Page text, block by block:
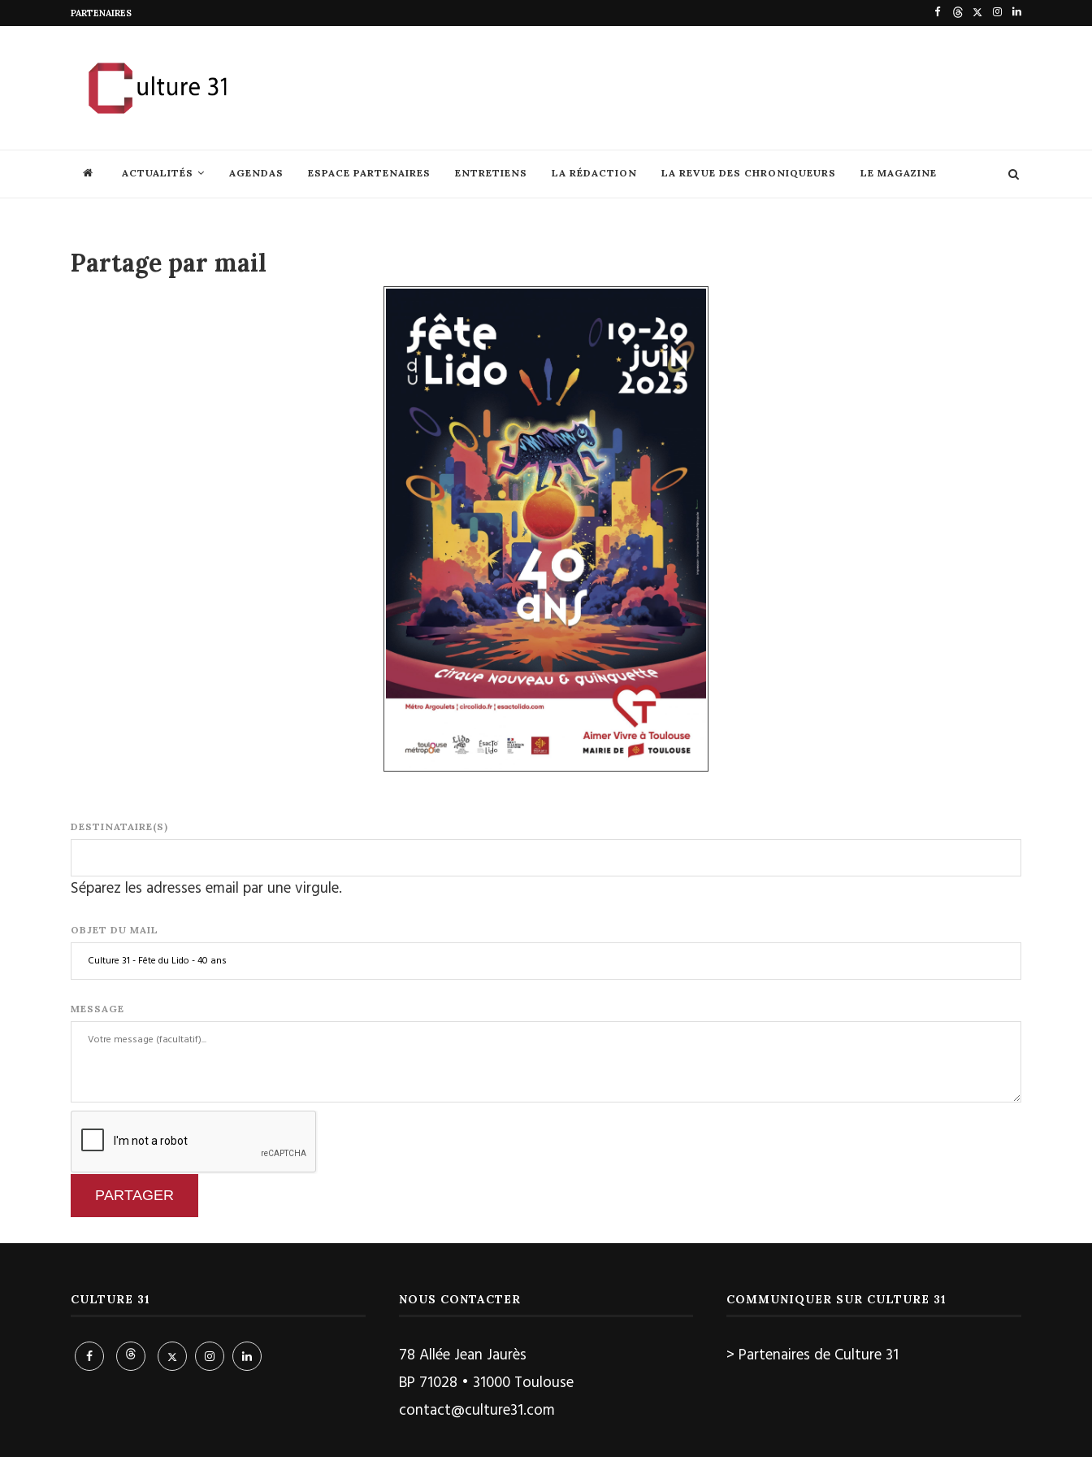
PARTENAIRES
ACTUALITÉS AGENDAS ESPACE PARTENAIRES ENTRETIENS LA RÉDACTION LA REVUE DES CHRONIQUEURS LE MAGAZINE
Partage par mail
DESTINATAIRE(S)
Séparez les adresses email par une virgule.
OBJET DU MAIL
MESSAGE
PARTAGER
CULTURE 31 NOUS CONTACTER
78 Allée Jean Jaurès
BP 71028 • 31000 Toulouse
contact@culture31.com
COMMUNIQUER SUR CULTURE 31
> Partenaires de Culture 31